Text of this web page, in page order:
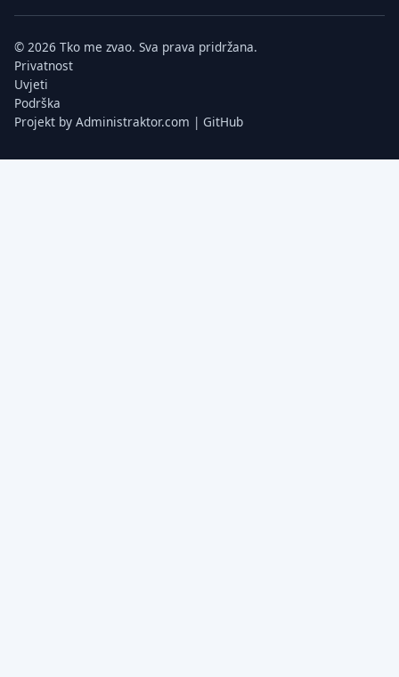
© 2026 Tko me zvao. Sva prava pridržana.
Privatnost
Uvjeti
Podrška
Projekt by Administraktor.com | GitHub